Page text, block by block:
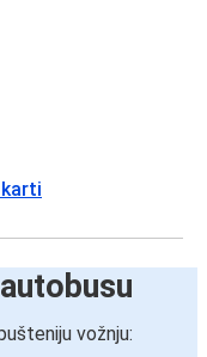
vožnju: